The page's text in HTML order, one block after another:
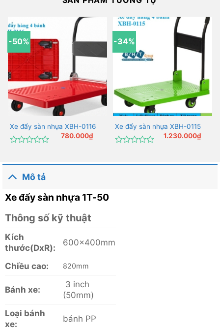
-50%
Xe đẩy sàn nhựa XBH-0116
hạng
0
780.000₫
-34%
Xe đẩy sàn nhựa XBH-0115
hạng
1.230.000₫
Mô tả
Xe đẩy sàn nhựa 1T-50
Thông số kỹ thuật
Kích
thước(DxR):
600x400mm
Chiều cao: 820mm
Bánh xe:
3 inch
(50mm)
Loại bánh
xe:
bánh PP